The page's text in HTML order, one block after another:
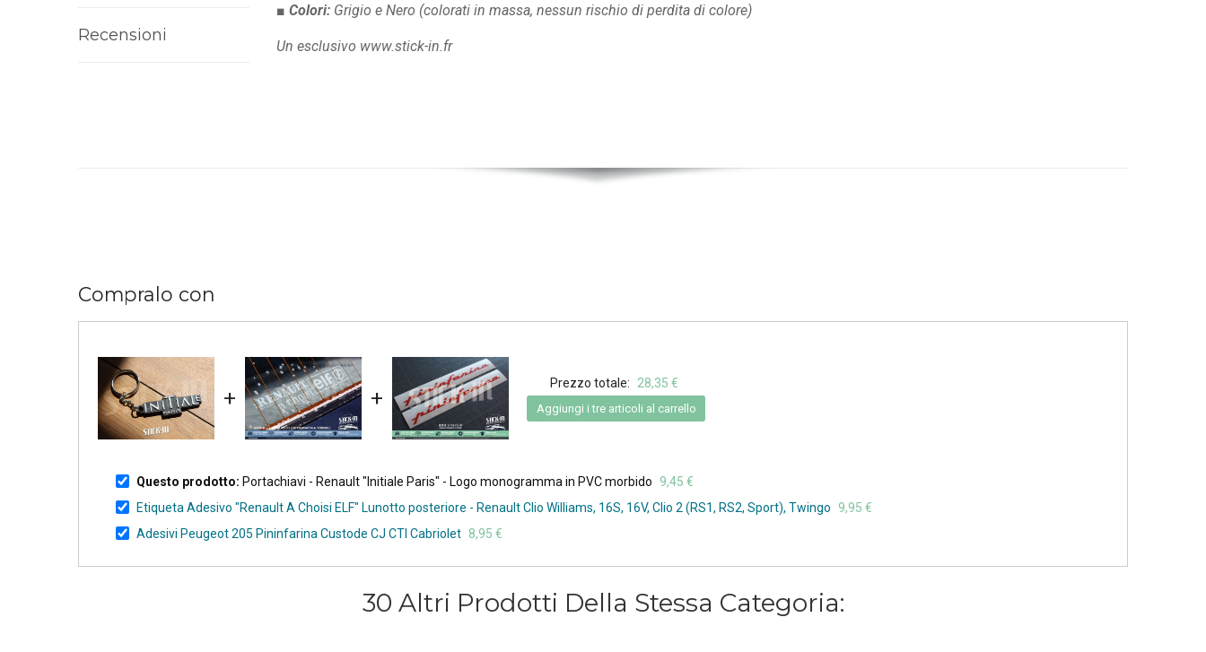
Recensioni
■ Colori: Grigio e Nero (colorati in massa, nessun rischio di perdita di colore)
Un esclusivo www.stick-in.fr
Compralo con
+ +
Prezzo totale: 28,35 €
Aggiungi i tre articoli al carrello
Questo prodotto: Portachiavi - Renault "Initiale Paris" - Logo monogramma in PVC morbido
9,45 €
Etiqueta Adesivo "Renault A Choisi ELF" Lunotto posteriore - Renault Clio Williams, 16S, 16V, Clio 2 (RS1, RS2, Sport), Twingo
9,95 €
Adesivi Peugeot 205 Pininfarina Custode CJ CTI Cabriolet 8,95 €
30 Altri Prodotti Della Stessa Categoria: